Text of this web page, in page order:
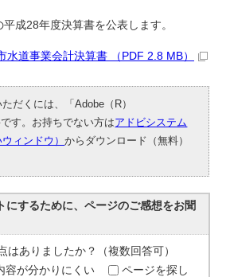
成28年度決算書を公表します。
水道事業会計決算書 （PDF 2.8 MB）
だくには、「Adobe（R）
す。お持ちでない方はアドビシステム
ウィンドウ）からダウンロード（無料）
にするために、ページのご感想をお聞
はありましたか？（複数回答可）
容が分かりにくい
ページを探し